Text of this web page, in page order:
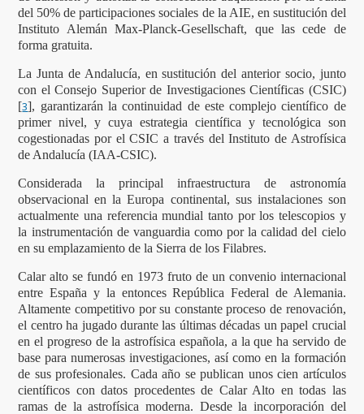
del 50% de participaciones sociales de la AIE, en sustitución del
Instituto Alemán Max-Planck-Gesellschaft, que las cede de
forma gratuita.
La Junta de Andalucía, en sustitución del anterior socio, junto
con el Consejo Superior de Investigaciones Científicas (CSIC)
[3], garantizarán la continuidad de este complejo científico de
primer nivel, y cuya estrategia científica y tecnológica son
cogestionadas por el CSIC a través del Instituto de Astrofísica
de Andalucía (IAA-CSIC).
Considerada la principal infraestructura de astronomía
observacional en la Europa continental, sus instalaciones son
actualmente una referencia mundial tanto por los telescopios y
la instrumentación de vanguardia como por la calidad del cielo
en su emplazamiento de la Sierra de los Filabres.
Calar alto se fundó en 1973 fruto de un convenio internacional
entre España y la entonces República Federal de Alemania.
Altamente competitivo por su constante proceso de renovación,
el centro ha jugado durante las últimas décadas un papel crucial
en el progreso de la astrofísica española, a la que ha servido de
base para numerosas investigaciones, así como en la formación
de sus profesionales. Cada año se publican unos cien artículos
científicos con datos procedentes de Calar Alto en todas las
ramas de la astrofísica moderna. Desde la incorporación del